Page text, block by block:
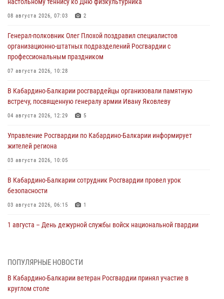
08 августа 2026, 07:03 2
Генерал-полковник Олег Плохой поздравил специалистов
организационно-штатных подразделений Росгвардии с
профессиональным праздником
07 августа 2026, 10:28
В Кабардино-Балкарии росгвардейцы организовали памятную
встречу, посвященную генералу армии Ивану Яковлеву
04 августа 2026, 12:29 5
Управление Росгвардии по Кабардино-Балкарии информирует
жителей региона
03 августа 2026, 10:05
В Кабардино‑Балкарии сотрудник Росгвардии провел урок
безопасности
03 августа 2026, 06:15 1
1 августа – День дежурной службы войск национальной гвардии
мировой войне 1914-1918 годов
01 августа 2026, 07:30
ПОПУЛЯРНЫЕ НОВОСТИ
В Кабардино-Балкарии ветеран Росгвардии принял участие в
круглом столе